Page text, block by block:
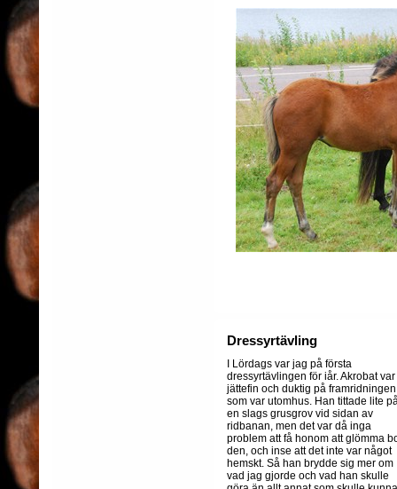
Dressyrtävling
I Lördags var jag på första
dressyrtävlingen för iår. Akrobat var
jättefin och duktig på framridningen
som var utomhus. Han tittade lite
en slags grusgrov vid sidan av
ridbanan, men det var då inga
problem att få honom att glömma
den, och inse att det inte var något
hemskt. Så han brydde sig mer om
vad jag gjorde och vad han skulle